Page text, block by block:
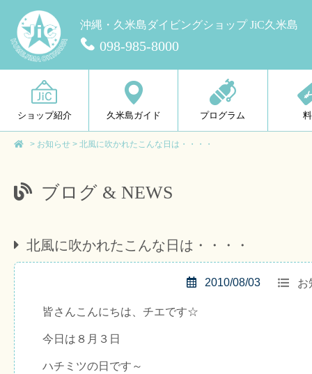
沖縄・久米島ダイビングショップ JiC久米島
098-985-8000
ショップ紹介 久米島ガイド プログラム
> お知らせ > 北風に吹かれたこんな日は・・・・
ブログ & NEWS
北風に吹かれたこんな日は・・・・
お
2010/08/03
皆さんこんにちは、チエです☆
今日は８月３日
ハチミツの日です～